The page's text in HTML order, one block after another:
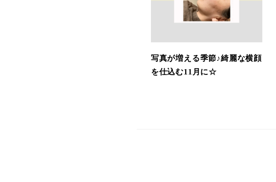
写真が増える季節♪綺麗な横顔
を仕込む11月に☆